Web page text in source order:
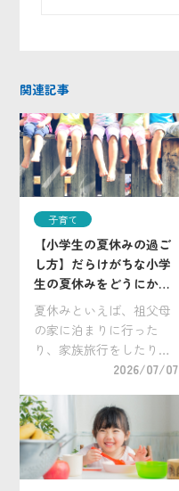
関連記事
子育て
【小学生の夏休みの過ご
し方】だらけがちな小学
生の夏休みをどうにかし
たい！
夏休みといえば、祖父母
の家に泊まりに行った
り、家族旅行をしたり
と、普段なかなか行けな
別な過ごし方や経験をさ
せてあげたいと考える親
御さんは多いでしょう。
とはいえ、それ以外の時
2026/07/07